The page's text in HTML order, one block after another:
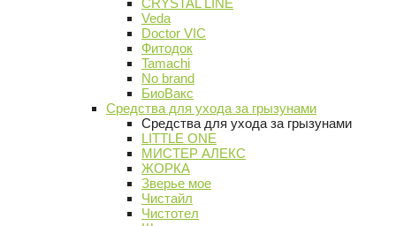
CRYSTAL LINE
Veda
Doctor VIC
Фитодок
Tamachi
No brand
БиоВакс
Средства для ухода за грызунами
Средства для ухода за грызунами
LITTLE ONE
МИСТЕР АЛЕКС
ЖОРКА
Зверье мое
Чистайл
Чистотел